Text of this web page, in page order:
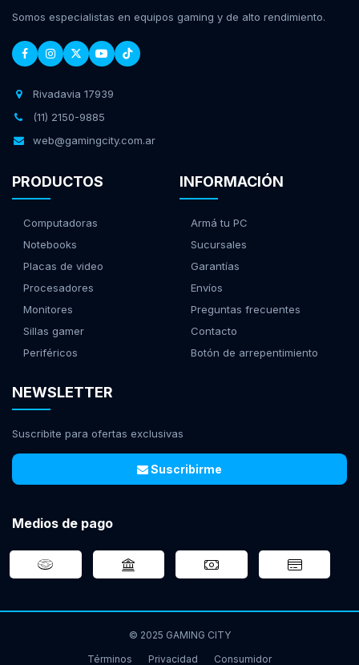
Somos especialistas en equipos gaming y de alto rendimiento.
Rivadavia 17939
(11) 2150-9885
web@gamingcity.com.ar
PRODUCTOS
Computadoras
Notebooks
Placas de video
Procesadores
Monitores
Sillas gamer
Periféricos
INFORMACIÓN
Armá tu PC
Sucursales
Garantías
Envíos
Preguntas frecuentes
Contacto
Botón de arrepentimiento
NEWSLETTER
Suscribite para ofertas exclusivas
Suscribirme
Medios de pago
© 2025 GAMING CITY
Términos
Privacidad Consumidor